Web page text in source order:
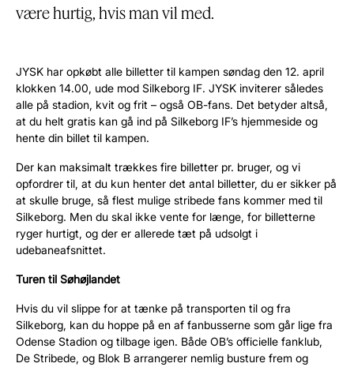
være hurtig, hvis man vil med.
JYSK har opkøbt alle billetter til kampen søndag den 12. april
klokken 14.00, ude mod Silkeborg IF. JYSK inviterer således
alle på stadion, kvit og frit – også OB-fans. Det betyder altså,
at du helt gratis kan gå ind på Silkeborg IF’s hjemmeside og
hente din billet til kampen.
Der kan maksimalt trækkes fire billetter pr. bruger, og vi
opfordrer til, at du kun henter det antal billetter, du er sikker på
at skulle bruge, så flest mulige stribede fans kommer med til
Silkeborg. Men du skal ikke vente for længe, for billetterne
ryger hurtigt, og der er allerede tæt på udsolgt i
udebaneafsnittet.
Turen til Søhøjlandet
Hvis du vil slippe for at tænke på transporten til og fra
Silkeborg, kan du hoppe på en af fanbusserne som går lige fra
Odense Stadion og tilbage igen. Både OB’s officielle fanklub,
De Stribede, og Blok B arrangerer nemlig busture frem og